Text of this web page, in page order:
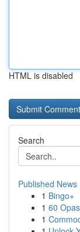
HTML is disabled
Search
Published News
1 Bingo+
1 60
1